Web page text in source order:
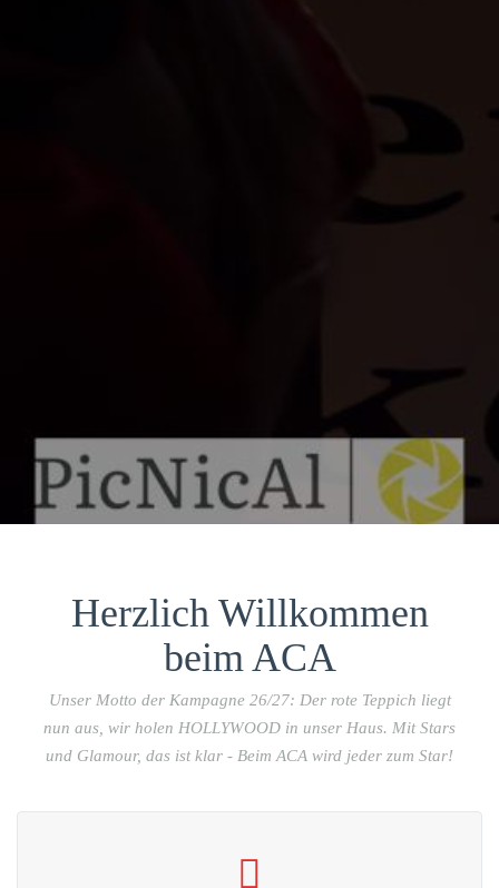
Herzlich Willkommen
beim ACA
Unser Motto der Kampagne 26/27: Der rote Teppich liegt
nun aus, wir holen HOLLYWOOD in unser Haus. Mit Stars
und Glamour, das ist klar - Beim ACA wird jeder zum Star!